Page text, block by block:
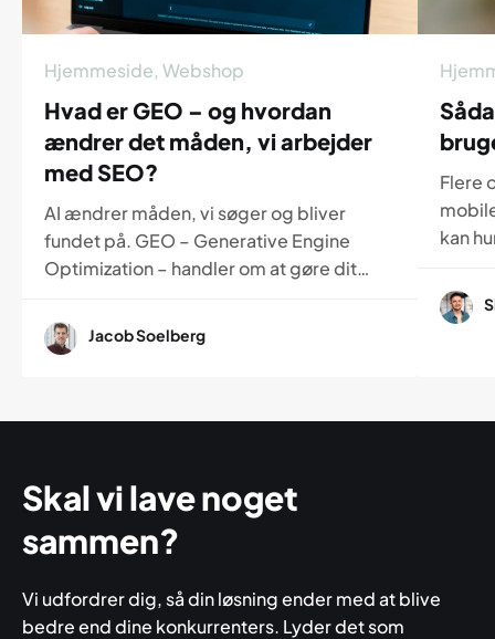
Hjemmeside, Webshop
Hvad er GEO – og hvordan
ændrer det måden, vi arbejder
med SEO?
AI ændrer måden, vi søger og bliver
fundet på. GEO – Generative Engine
Optimization – handler om at gøre dit
og AI. Læs her, hvordan GEO adskiller sig
fra SEO, og hvorfor det bliver en vigtig
Jacob Soelberg
Flere
kan
til,
Skal vi lave noget
sammen?
Vi udfordrer dig, så din løsning ender med at blive
bedre end dine konkurrenters. Lyder det som